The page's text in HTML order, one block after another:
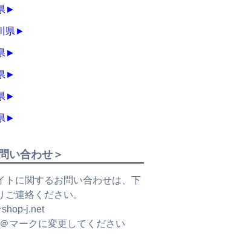
►
県 ►
►
►
►
►
い合わせ＞
トに関するお問い合わせは、下
ご連絡ください。
j.net
マークに変更してください